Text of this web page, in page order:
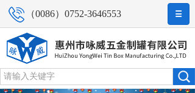
（0086）0752-3646553